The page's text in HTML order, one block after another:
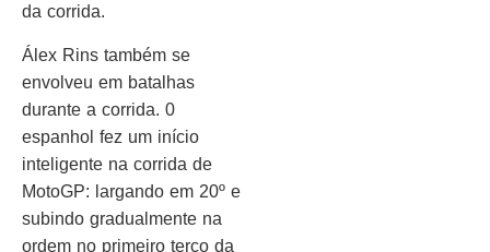
da corrida.
Álex Rins também se
envolveu em batalhas
durante a corrida. 0
espanhol fez um início
inteligente na corrida de
MotoGP: largando em 20º e
subindo gradualmente na
ordem no primeiro terço da